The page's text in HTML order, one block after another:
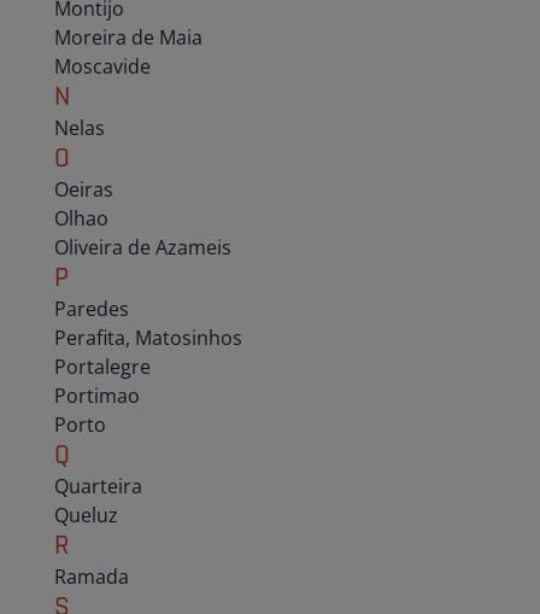
Montijo
Moreira de Maia
Moscavide
N
Nelas
O
Oeiras
Olhao
Oliveira de Azameis
P
Paredes
Perafita, Matosinhos
Portalegre
Portimao
Porto
Q
Quarteira
Queluz
R
Ramada